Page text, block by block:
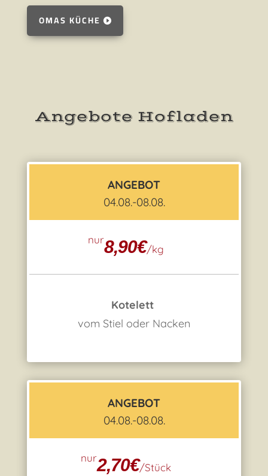
OMAS KÜCHE
Angebote Hofladen
ANGEBOT
04.08.-08.08.
nur8,90€/kg
Kotelett
vom Stiel oder Nacken
ANGEBOT
04.08.-08.08.
nur2,70€/Stück